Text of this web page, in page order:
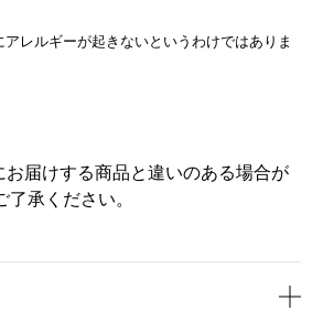
レルギーが起きないというわけではありま
届けする商品と違いのある場合が
了承ください。